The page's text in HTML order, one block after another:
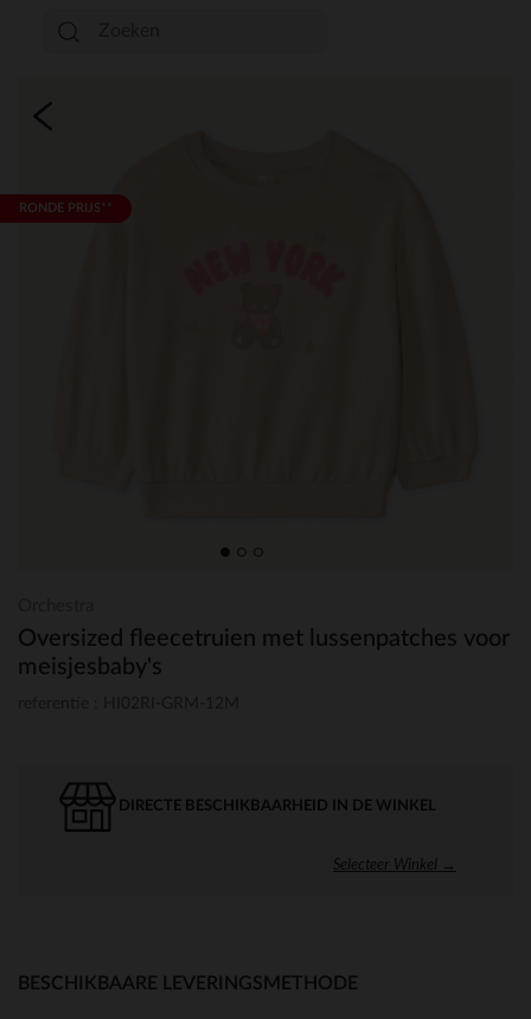
RONDE PRIJS**
Oversized fleecetruien met lussenpatches voor
meisjesbaby's
DIRECTE BESCHIKBAARHEID IN DE WINKEL
Selecteer Winkel →
BESCHIKBAARE LEVERINGSMETHODE